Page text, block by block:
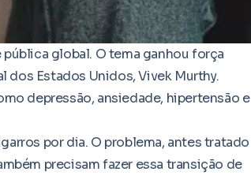
global. O tema ganhou força
Estados Unidos, Vivek Murthy.
depressão, ansiedade, hipertensão e
por dia. O problema, antes tratado
precisam fazer essa transição de